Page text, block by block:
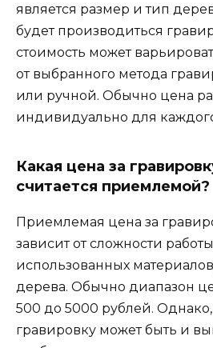
является размер и тип
будет производиться
стоимость может
от выбранного метода
или ручной. Обычно цена
индивидуально для каждого
Какая цена за
считается приемлемой?
Приемлемая цена за
зависит от сложности
использованных
дерева. Обычно диапазон
500 до 5000 рублей. Однако,
гравировку может быть и